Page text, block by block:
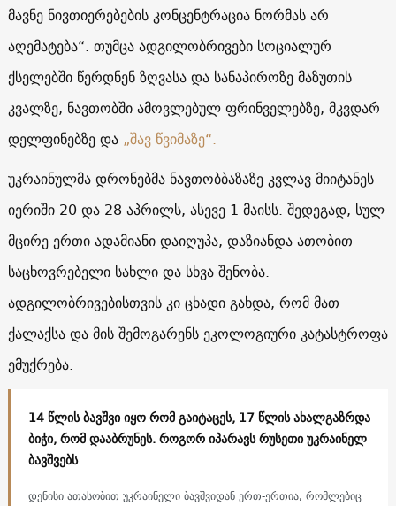
მავნე ნივთიერებების კონცენტრაცია ნორმას არ
აღემატება“. თუმცა ადგილობრივები სოციალურ
ქსელებში წერდნენ ზღვასა და სანაპიროზე მაზუთის
კვალზე, ნავთობში ამოვლებულ ფრინველებზე, მკვდარ
დელფინებზე და „შავ წვიმაზე“.
უკრაინულმა დრონებმა ნავთობბაზაზე კვლავ მიიტანეს
იერიში 20 და 28 აპრილს, ასევე 1 მაისს. შედეგად, სულ
მცირე ერთი ადამიანი დაიღუპა, დაზიანდა ათობით
საცხოვრებელი სახლი და სხვა შენობა.
ადგილობრივებისთვის კი ცხადი გახდა, რომ მათ
ქალაქსა და მის შემოგარენს ეკოლოგიური კატასტროფა
ემუქრება.
14 წლის ბავშვი იყო რომ გაიტაცეს, 17 წლის ახალგაზრდა
ბიჭი, რომ დააბრუნეს. როგორ იპარავს რუსეთი უკრაინელ
ბავშვებს
დენისი ათასობით უკრაინელი ბავშვიდან ერთ-ერთია, რომლებიც